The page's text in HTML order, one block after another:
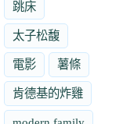
跳床
太子松馥
電影 薯條
肯德基的炸雞